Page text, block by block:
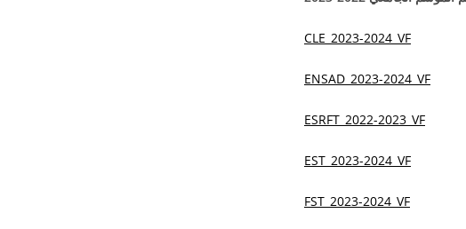
CLE_2023-2024_VF
ENSAD_2023-2024_VF
ESRFT_2022-2023_VF
EST_2023-2024_VF
FST_2023-2024_VF